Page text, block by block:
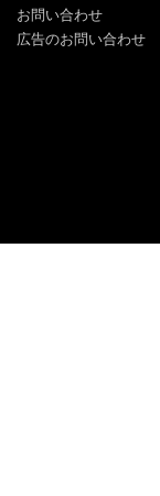
お問い合わせ
広告のお問い合わせ